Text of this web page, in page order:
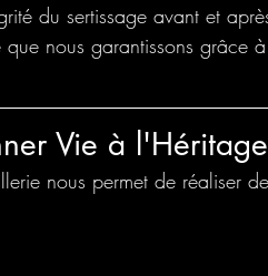
du sertissage avant et
nous garantissons grâce
Vie à l'Héritage
nous permet de réaliser